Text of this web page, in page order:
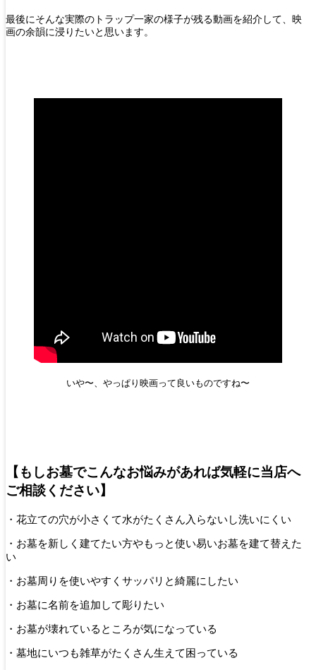
最後にそんな実際のトラップ一家の様子が残る動画を紹介して、映
画の余韻に浸りたいと思います。
いや〜、やっぱり映画って良いものですね〜
【もしお墓でこんなお悩みがあれば気軽に当店へ
ご相談ください】
・花立ての穴が小さくて水がたくさん入らないし洗いにくい
・お墓を新しく建てたい方やもっと使い易いお墓を建て替えた
い
・お墓周りを使いやすくサッパリと綺麗にしたい
・お墓に名前を追加して彫りたい
・お墓が壊れているところが気になっている
・墓地にいつも雑草がたくさん生えて困っている